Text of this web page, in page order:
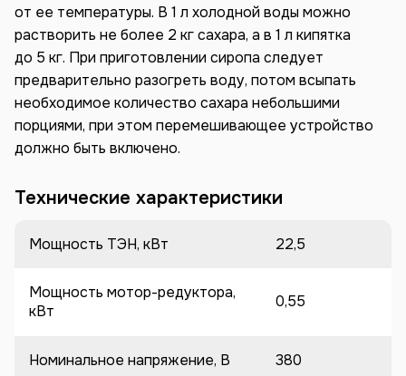
от ее температуры. В 1 л холодной воды можно
растворить не более 2 кг сахара, а в 1 л кипятка
до 5 кг. При приготовлении сиропа следует
предварительно разогреть воду, потом всыпать
необходимое количество сахара небольшими
порциями, при этом перемешивающее устройство
должно быть включено.
Технические характеристики
Мощность ТЭН, кВт 22,5
Мощность мотор-редуктора,
кВт
0,55
Номинальное напряжение, В 380